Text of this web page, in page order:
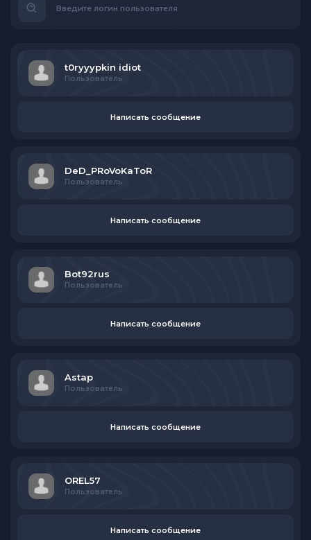
Введите логин пользователя
t0ryyypkin idiot
Пользователь
Написать сообщение
DeD_PRoVoKaToR
Пользователь
Написать сообщение
Bot92rus
Пользователь
Написать сообщение
Astap
Пользователь
Написать сообщение
OREL57
Пользователь
Написать сообщение